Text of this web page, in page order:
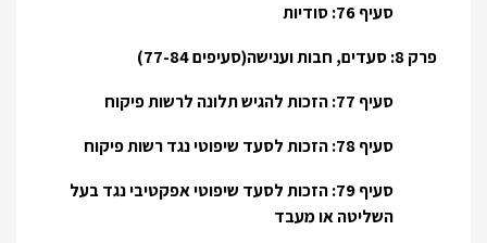
סעיף 76: סודיות
פרק 8: סעדים, חבות וענישה(סעיפים 77-84)
סעיף 77: הזכות להגיש תלונה לרשות פיקוח
סעיף 78: הזכות לסעד שיפוטי נגד רשות פיקוח
סעיף 79: הזכות לסעד שיפוטי אפקטיבי נגד בעל
השליטה או מעבד